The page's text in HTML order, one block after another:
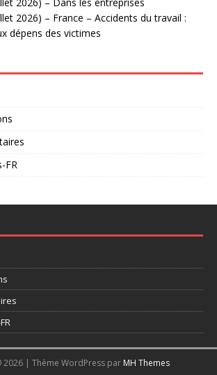
2026) – France – Accidents du travail :
dépens des victimes
FR
| Thème WordPress par MH Themes